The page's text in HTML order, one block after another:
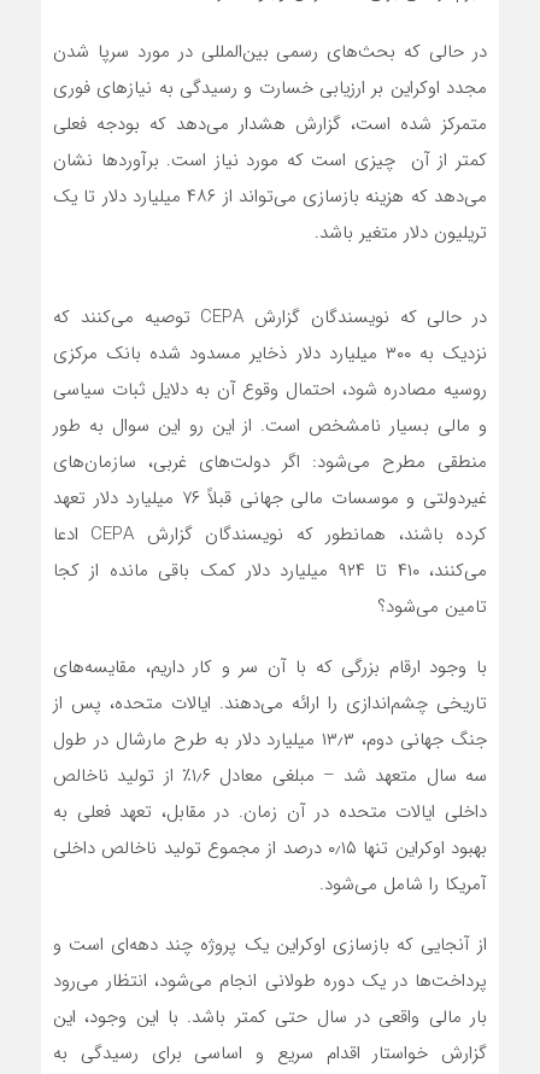
در حالی که بحث‌های رسمی بین‌المللی در مورد سرپا شدن
مجدد اوکراین بر ارزیابی خسارت و رسیدگی به نیازهای فوری
متمرکز شده است، گزارش هشدار می‌دهد که بودجه فعلی
کمتر از آن چیزی است که مورد نیاز است. برآوردها نشان
می‌دهد که هزینه بازسازی می‌تواند از ۴۸۶ میلیارد دلار تا یک
تریلیون دلار متغیر باشد.
در حالی که نویسندگان گزارش CEPA توصیه می‌کنند که
نزدیک به ۳۰۰ میلیارد دلار ذخایر مسدود شده بانک مرکزی
روسیه مصادره شود، احتمال وقوع آن به دلایل ثبات سیاسی
و مالی بسیار نامشخص است. از این رو این سوال به طور
منطقی مطرح می‌شود: اگر دولت‌های غربی، سازمان‌های
غیردولتی و موسسات مالی جهانی قبلاً ۷۶ میلیارد دلار تعهد
کرده باشند، همانطور که نویسندگان گزارش CEPA ادعا
می‌کنند، ۴۱۰ تا ۹۲۴ میلیارد دلار کمک باقی مانده از کجا
تامین می‌شود؟
با وجود ارقام بزرگی که با آن سر و کار داریم، مقایسه‌های
تاریخی چشم‌اندازی را ارائه می‌دهند. ایالات متحده، پس از
جنگ جهانی دوم، ۱۳٫۳ میلیارد دلار به طرح مارشال در طول
سه سال متعهد شد – مبلغی معادل ۱٫۶٪ از تولید ناخالص
داخلی ایالات متحده در آن زمان. در مقابل، تعهد فعلی به
بهبود اوکراین تنها ۰٫۱۵ درصد از مجموع تولید ناخالص داخلی
آمریکا را شامل می‌شود.
از آنجایی که بازسازی اوکراین یک پروژه چند دهه‌ای است و
پرداخت‌ها در یک دوره طولانی انجام می‌شود، انتظار می‌رود
بار مالی واقعی در سال حتی کمتر باشد. با این وجود، این
گزارش خواستار اقدام سریع و اساسی برای رسیدگی به